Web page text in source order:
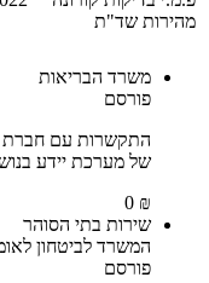
מהירות שד"ת
משרד הבריאות
פורסם
התקשרות עם חברת
של מערכת יידע
₪ 0
שירות בתי הסוהר
המשרד לביטחון
פורסם